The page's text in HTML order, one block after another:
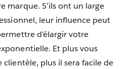
marque. S’ils ont un large
leur influence peut
d’élargir votre
Et plus vous
clientèle, plus il sera facile de